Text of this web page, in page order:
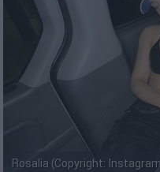
Rosalia (Copyright: